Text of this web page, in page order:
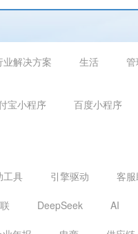
业解决方案 生活
宝小程序 百度小程序
工具 引擎驱动 客
DeepSeek AI